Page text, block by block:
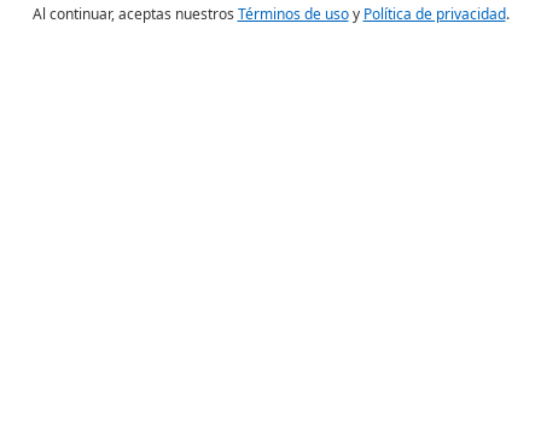
Al continuar, aceptas nuestros Términos de usoy Política de privacidad.